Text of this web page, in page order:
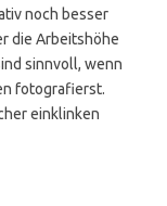
noch besser
die Arbeitshöhe
sinnvoll, wenn
fotografierst.
einklinken